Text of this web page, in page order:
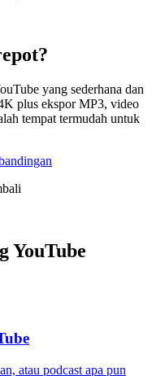
yang sederhana dan
plus ekspor MP3, video
tempat termudah untuk
YouTube
atau podcast apa pun